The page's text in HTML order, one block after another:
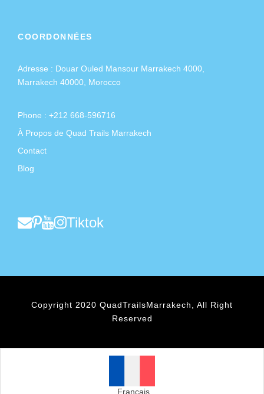
COORDONNÉES
Adresse : Douar Ouled Mansour Marrakech 4000,
Marrakech 40000, Morocco
Phone : +212 668-596716
À Propos de Quad Trails Marrakech
Contact
Blog
Tiktok
Copyright 2020 QuadTrailsMarrakech, All Right
Reserved
Français